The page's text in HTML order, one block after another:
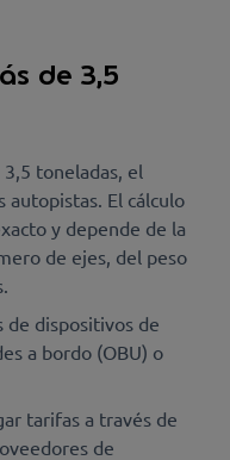
de 3,5
toneladas, el
autopistas. El cálculo
y depende de la
de ejes, del peso
de dispositivos de
a bordo (OBU) o
tarifas a través de
de